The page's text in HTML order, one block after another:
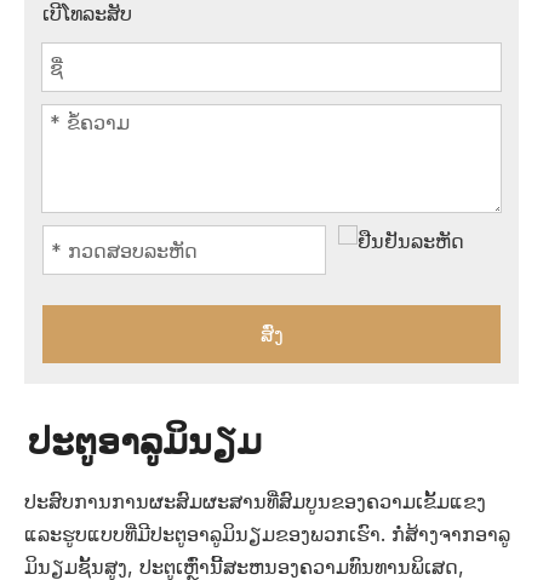
ເບີໂທລະສັບ
ສົ່ງ
ປະຕູອາລູມິນຽມ
ປະສົບການການຜະສົມຜະສານທີ່ສົມບູນຂອງຄວາມເຂັ້ມແຂງ
ແລະຮູບແບບທີ່ມີປະຕູອາລູມິນຽມຂອງພວກເຮົາ. ກໍ່ສ້າງຈາກອາລູ
ມິນຽມຊັ້ນສູງ, ປະຕູເຫຼົ່ານີ້ສະຫນອງຄວາມທົນທານພິເສດ,